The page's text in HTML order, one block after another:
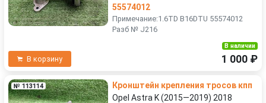
55574012
Примечание:1.6TD B16DTU 55574012
Разб № J216
В корзину
В наличии
1 000 ₽
№ 113114
Кронштейн крепления тросов кпп
Opel Astra K (2015—2019) 2018